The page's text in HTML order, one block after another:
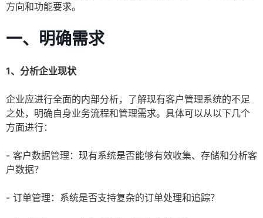
方向和功能要求。
一、明确需求
1、分析企业现状
企业应进行全面的内部分析，了解现有客户管理系统的不足
之处，明确自身业务流程和管理需求。具体可以从以下几个
方面进行：
- 客户数据管理：现有系统是否能够有效收集、存储和分析客
户数据？
- 订单管理：系统是否支持复杂的订单处理和追踪？